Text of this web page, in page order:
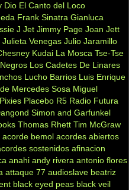
Dio El Canto del Loco
Frank Sinatra Gianluca
J Jet Jimmy Page Joan Jett
Julieta Venegas Julio Jaramillo
Kudai La Mosca Tse-Tse
Los Cadetes De Linares
Lucho Barrios Luis Enrique
Mercedes Sosa Miguel
Pixies Placebo R5 Radio Futura
Simon and Garfunkel
Thomas Rhett Tim McGraw
acorde bemol acordes abiertos
sostenidos afinacion
anahi andy rivera antonio flores
attaque 77 audioslave beatriz
black eyed peas black veil